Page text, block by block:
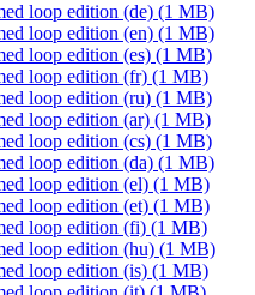
loop edition (de) (1 MB)
loop edition (en) (1 MB)
loop edition (es) (1 MB)
loop edition (fr) (1 MB)
loop edition (ru) (1 MB)
loop edition (ar) (1 MB)
loop edition (cs) (1 MB)
loop edition (da) (1 MB)
loop edition (el) (1 MB)
loop edition (et) (1 MB)
loop edition (fi) (1 MB)
loop edition (hu) (1 MB)
loop edition (is) (1 MB)